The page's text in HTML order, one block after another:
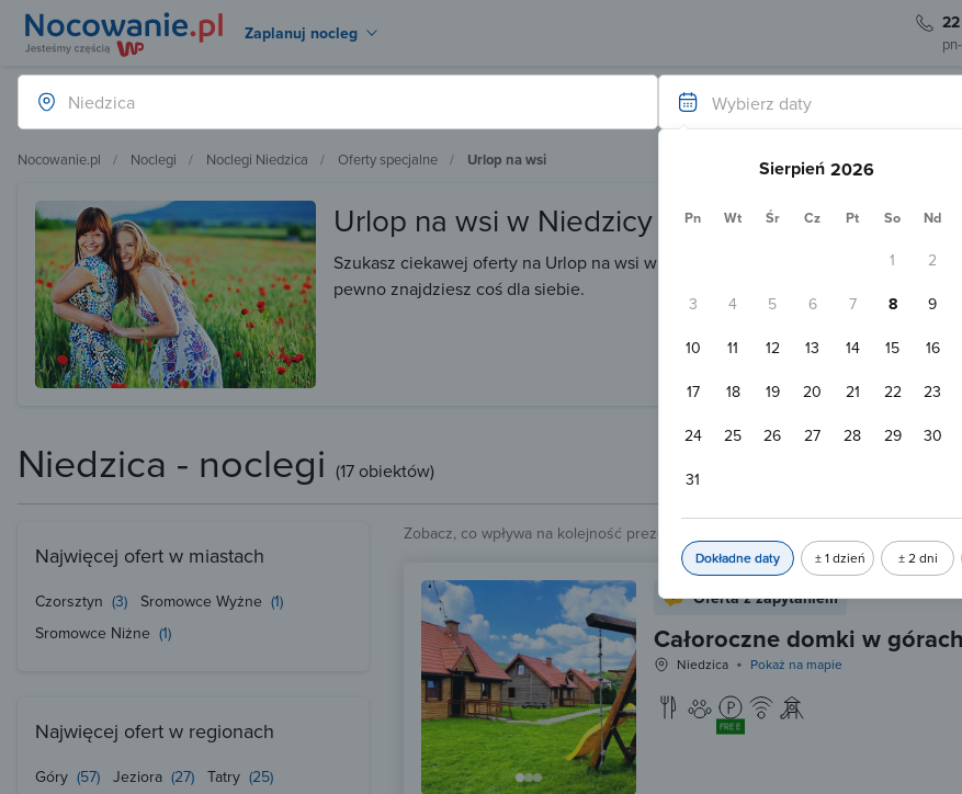
Zaplanuj nocleg
Wybierz daty
Sierpień
Pn Wt Śr Cz Pt So Nd
1
2
3
4 5 6 7 8
9
10
11 12 13 14 15
16
17
18 19 20 21 22
23
24
25 26 27 28 29
30
31
Dokładne daty ± 1 dzień ± 2 dni
Nocowanie.pl Noclegi Noclegi Niedzica Oferty specjalne Urlop na wsi
Urlop na wsi w Niedzicy
Szukasz ciekawej oferty na Urlop na wsi w Niedzicy? Poniżej przedstawiamy
pewno znajdziesz coś dla siebie.
Niedzica - noclegi (17 obiektów)
Zobacz, co wpływa na kolejność prezentowanych obiektów.
Oferta z zapytaniem
Całoroczne domki w
Niedzica Pokaż na mapie
FREE
Najwięcej ofert w miastach
Czorsztyn (3) Sromowce Wyżne (1)
Sromowce Niżne (1)
Najwięcej ofert w regionach
Góry (57) Jeziora (27) Tatry (25)